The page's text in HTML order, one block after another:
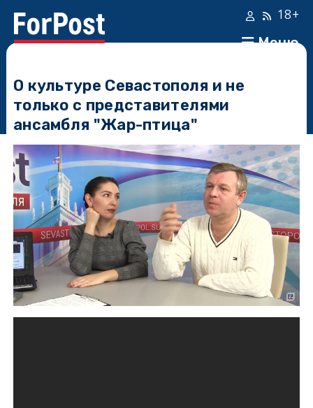
Меню
18+
О культуре Севастополя и не
только с представителями
ансамбля "Жар-птица"